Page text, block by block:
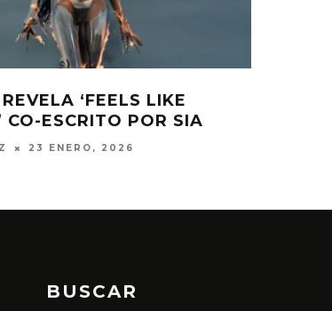
‘FEELS LIKE
CO-ESCRITO POR SIA
23 ENERO, 2026
BUSCAR